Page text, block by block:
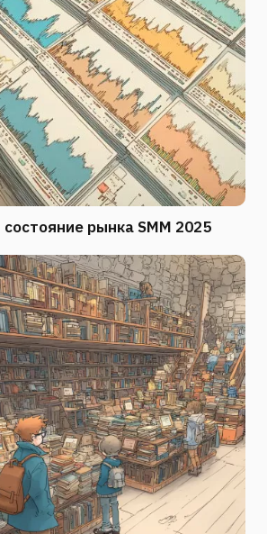
рынка SMM 2025